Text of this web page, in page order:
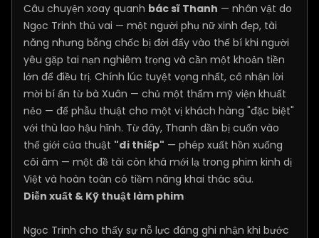
Câu chuyện xoay quanh bác sĩ Thanh — nhân vật do
Ngọc Trinh thủ vai — một người phụ nữ xinh đẹp, tài
năng nhưng bỗng chốc bị đời đẩy vào thế bí khi người
yêu gặp tai nạn nghiêm trọng và cần một khoản tiền
lớn để điều trị. Chính lúc tuyệt vọng nhất, cô nhận lời
mời bí ẩn từ bà Xuân — chủ một thẩm mỹ viện khuất
nẻo — để phẫu thuật cho một vị khách hàng "đặc biệt"
với thù lao hậu hĩnh. Từ đây, Thanh dần bị cuốn vào
thế giới của thuật "đi thiếp" — phép xuất hồn xuống
cõi âm — một đề tài còn khá mới lạ trong phim kinh dị
Việt và hoàn toàn có tiềm năng khai thác sâu.
Diễn xuất & Kỹ thuật làm phim
Ngọc Trinh cho thấy sự nỗ lực đáng ghi nhận khi bước